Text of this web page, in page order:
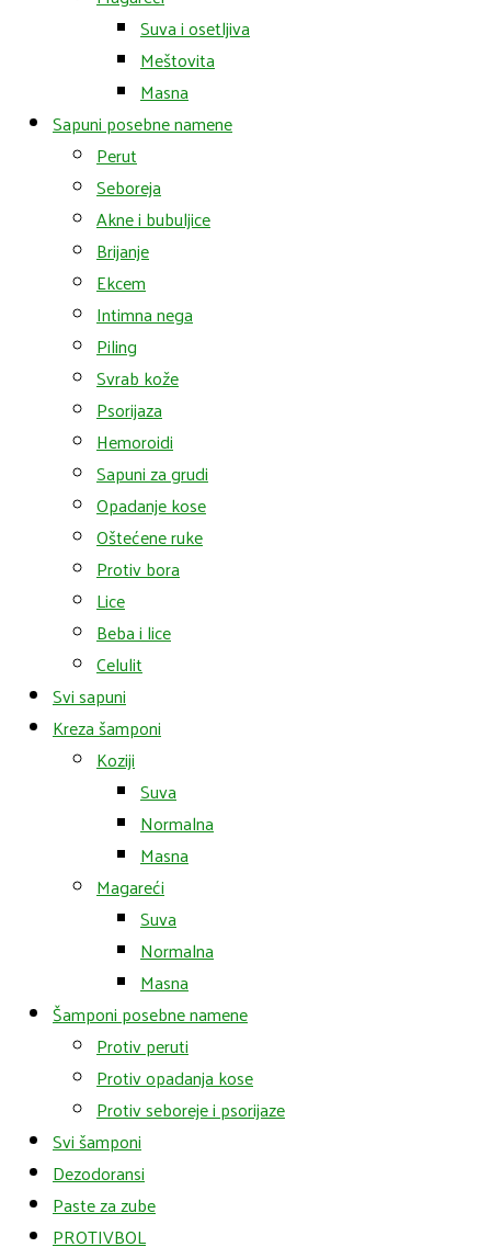
Suva i osetljiva
Meštovita
Masna
Sapuni posebne namene
Perut
Seboreja
Akne i bubuljice
Brijanje
Ekcem
Intimna nega
Piling
Svrab kože
Psorijaza
Hemoroidi
Sapuni za grudi
Opadanje kose
Oštećene ruke
Protiv bora
Lice
Beba i lice
Celulit
Svi sapuni
Kreza šamponi
Koziji
Suva
Normalna
Masna
Magareći
Suva
Normalna
Masna
Šamponi posebne namene
Protiv peruti
Protiv opadanja kose
Protiv seboreje i psorijaze
Svi šamponi
Dezodoransi
Paste za zube
PROTIVBOL